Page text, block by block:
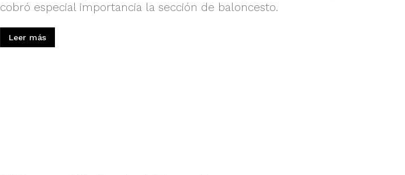
cobró especial importancia la sección de baloncesto.
Leer más